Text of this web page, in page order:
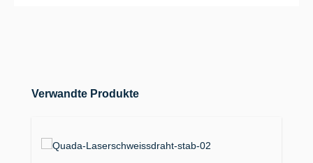
Produktgalerie überspringen
Verwandte Produkte